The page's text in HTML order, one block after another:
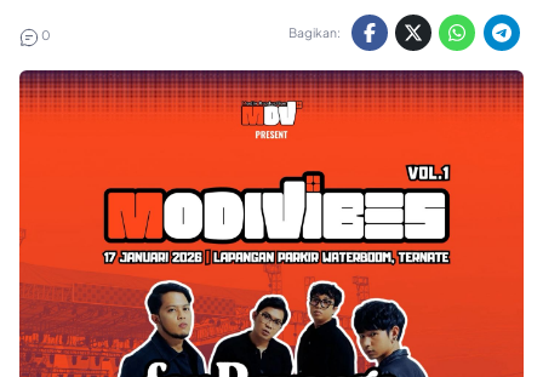
0 Bagikan: